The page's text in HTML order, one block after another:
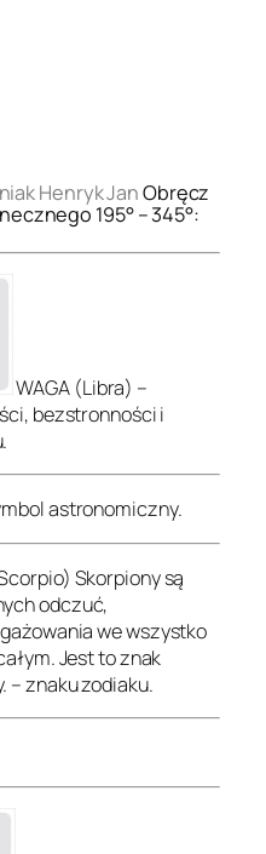
Henryk JanObręcz
195° – 345°:
WAGA (Libra) –
bezstronności i
astronomiczny.
Skorpiony są
odczuć,
we wszystko
Jest to znak
– znaku zodiaku.